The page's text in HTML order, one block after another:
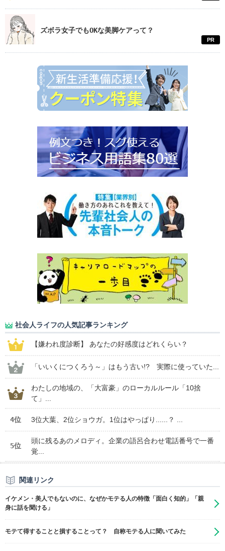
ズボラ女子でもOKな美脚ケアって？
PR
社会人ライフの人気記事ランキング
【嫌われ度診断】 あなたの好感度はどれくらい？
「いいくにつくろう～」はもう古い!? 実際に使っていた...
わたしの地域の、「大富豪」のローカルルール「10捨
て」...
4位 3位大葉、2位ショウガ。1位はやっぱり......？ ...
5位
頭に残るあのメロディ。企業の語呂合わせ電話番号で一番
覚...
関連リンク
イケメン・美人でもないのに、なぜかモテる人の特徴「面白く知的」「親
身に話を聞ける」
モテて得することと損することって？ 自称モテる人に聞いてみた